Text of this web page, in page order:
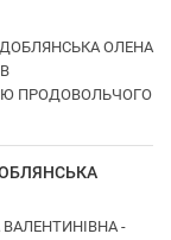
ОЛЕНА
ПРОДОВОЛЬЧОГО
ВАЛЕНТИНІВНА -